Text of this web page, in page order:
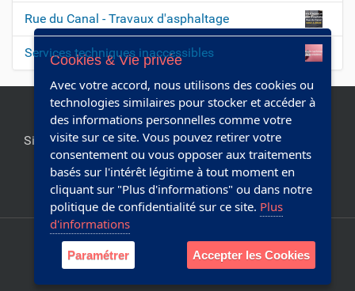
a
v
i
i
Rue du Canal - Travaux d'asphaltage
Services techniques inaccessibles
Site officiel de la commune de Chapelle-lez-Herlaimont.
Editeur responsable:Collège communal
Réalisé avec Plone & Python
Plan du site
Webmaster
Cookies & Vie privée
Avec votre accord, nous utilisons des cookies ou
technologies similaires pour stocker et accéder à
des informations personnelles comme votre
visite sur ce site. Vous pouvez retirer votre
consentement ou vous opposer aux traitements
basés sur l'intérêt légitime à tout moment en
cliquant sur "Plus d'informations" ou dans notre
politique de confidentialité sur ce site. Plus
d'informations
Accepter les Cookies
Paramétrer